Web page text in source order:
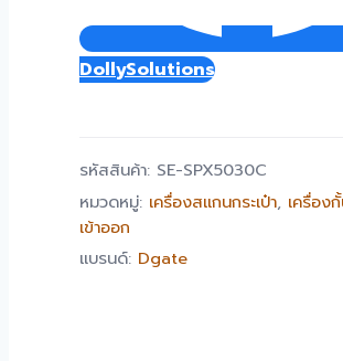
DollySolutions
รหัสสินค้า: SE-SPX5030C
หมวดหมู่: เครื่องสแกนกระเป๋า, เครื่อง
เข้าออก
แบรนด์: Dgate